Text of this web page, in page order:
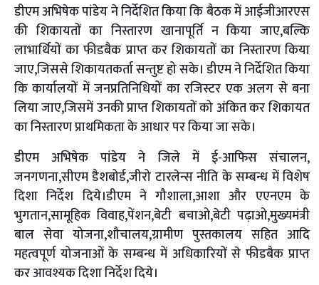
डीएम अभिषेक पांडेय ने निर्देशित किया कि बैठक में आईजीआरएस
की शिकायतों का निस्तारण खानापूर्ति न किया जाए,बल्कि
लाभार्थियों का फीडबैक प्राप्त कर शिकायतों का निस्तारण किया
जाए,जिससे शिकायतकर्ता सन्तुष्ट हो सके। डीएम ने निर्देशित किया
कि कार्यालयों में जनप्रतिनिधियों का रजिस्टर एक अलग से बना
लिया जाए,जिसमें उनकी प्राप्त शिकायतों को अंकित कर शिकायत
का निस्तारण प्राथमिकता के आधार पर किया जा सके।
डीएम अभिषेक पांडेय ने जिले में ई-आफिस संचालन,
जनगणना,सीएम डैशबोर्ड,जीरो टारलेन्स नीति के सम्बन्ध में विशेष
दिशा निर्देश दिये।डीएम ने गौशाला,आशा और एएनएम के
भुगतान,सामूहिक विवाह,पेंशन,बेटी बचाओ,बेटी पढ़ाओ,मुख्यमंत्री
बाल सेवा योजना,शौचालय,ग्रामीण पुस्तकालय सहित आदि
महत्वपूर्ण योजनाओं के सम्बन्ध में अधिकारियों से फीडबैक प्राप्त
कर आवश्यक दिशा निर्देश दिये।